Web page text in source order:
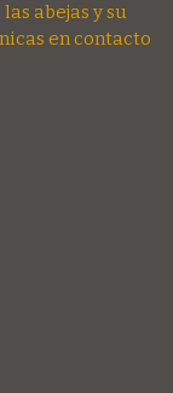
abejas y su
en contacto